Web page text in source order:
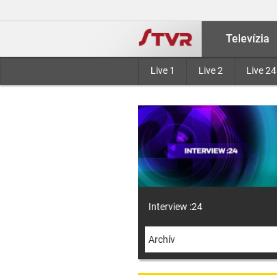
Televízia
Live 1 Live 2 Live 24
Interview :24
Archív